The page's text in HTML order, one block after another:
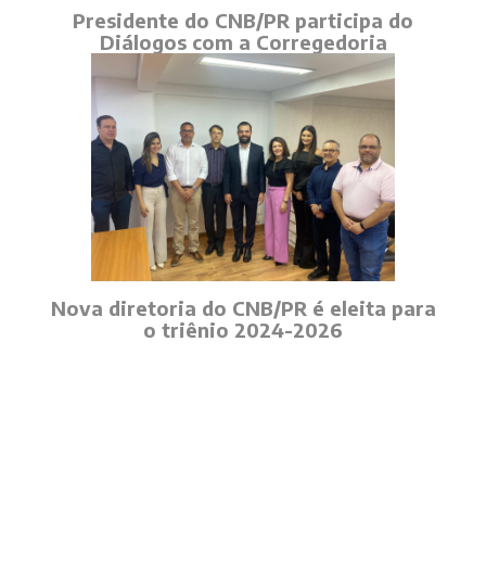
Presidente do CNB/PR participa do
Diálogos com a Corregedoria
Nova diretoria do CNB/PR é eleita para
o triênio 2024-2026